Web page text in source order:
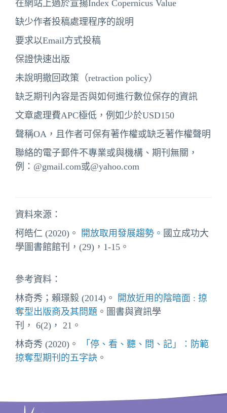
在網站上過於宣揚Index Copernicus Value
缺少作者投稿處理程序的說明
要求以Email方式投稿
保證快速出版
未說明撤回政策（retraction policy）
缺乏期刊內容是否與如何進行數位保存的資訊
文章處理費APC極低，例如少於USD150
聲稱OA，且作者可保有著作權或缺乏著作權聲明
聯絡的電子郵件不專業或與機構、期刊無關，
例：@gmail.com或@yahoo.com
資料來源：
柯皓仁 (2020)。 開放取用發展趨勢。 國立成功大
學圖書館館刊，(29)，1-15。
參考資料：
林奇秀；賴璟毅 (2014)。
開放近用的陰暗面 : 掠
奪型出版商及其問題 。圖書與資訊學
刊， 6(2)， 21。
林奇秀 (2020)。
「停、看、聽、問、記」：防範
掠奪型期刊的五字訣 。